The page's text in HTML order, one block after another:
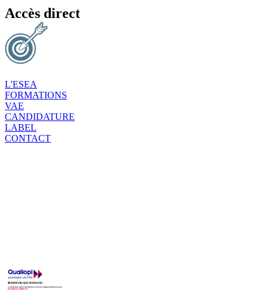
Accès direct
L'ESEA
FORMATIONS
VAE
CANDIDATURE
LABEL
CONTACT